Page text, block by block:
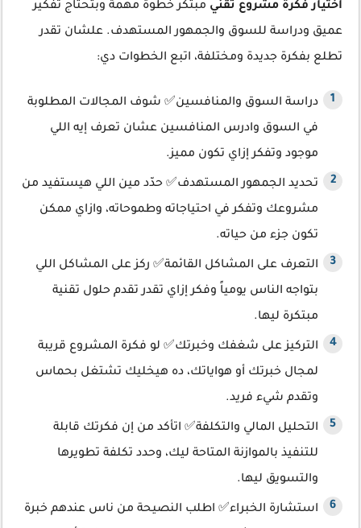
اختيار فكرة مشروع تقني مبتكر خطوة مهمة وبتحتاج تفكير
عميق ودراسة للسوق والجمهور المستهدف. علشان تقدر
تطلع بفكرة جديدة ومختلفة، اتبع الخطوات دي:
دراسة السوق والمنافسين✅ شوف المجالات المطلوبة
في السوق وادرس المنافسين عشان تعرف إيه اللي
موجود وتفكر إزاي تكون مميز.
تحديد الجمهور المستهدف✅ حدّد مين اللي هيستفيد من
مشروعك وتفكر في احتياجاته وطموحاته، وازاي ممكن
تكون جزء من حياته.
التعرف على المشاكل القائمة✅ ركز على المشاكل اللي
بتواجه الناس يومياً وفكر إزاي تقدر تقدم حلول تقنية
مبتكرة ليها.
التركيز على شغفك وخبرتك✅ لو فكرة المشروع قريبة
لمجال خبرتك أو هواياتك، ده هيخليك تشتغل بحماس
وتقدم شيء فريد.
التحليل المالي والتكلفة✅ اتأكد من إن فكرتك قابلة
للتنفيذ بالموازنة المتاحة ليك، وحدد تكلفة تطويرها
والتسويق ليها.
استشارة الخبراء✅ اطلب النصيحة من ناس عندهم خبرة